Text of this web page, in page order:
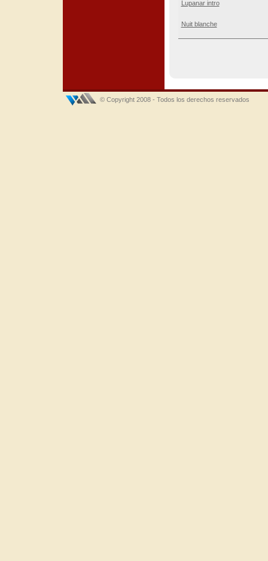
Lupanar intro
Nuit blanche
© Copyright 2008 - Todos los derechos reservados